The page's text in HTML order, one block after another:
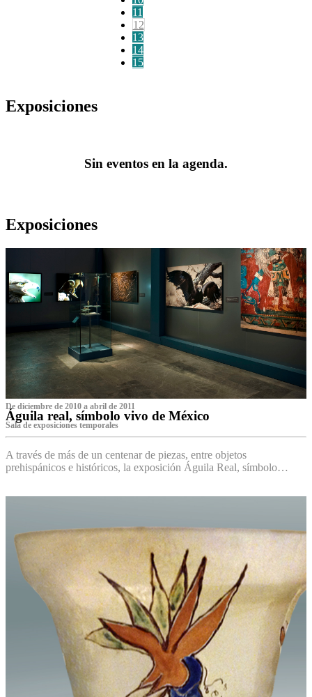
11
12
13
14
15
Exposiciones
Sin eventos en la agenda.
Exposiciones
De diciembre de 2010 a abril de 2011
Águila real, símbolo vivo de México
Sala de exposiciones temporales
A través de más de un centenar de piezas, entre objetos
prehispánicos e históricos, la exposición Águila Real, símbolo…